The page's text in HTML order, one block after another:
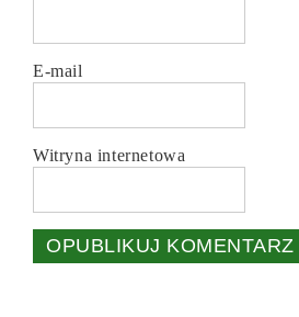
E-mail
Witryna internetowa